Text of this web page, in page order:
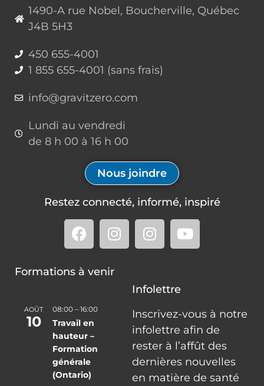
1490-A rue Nobel, Boucherville, Québec
J4B 5H3
450 655-4001
1 855 655-4001 (sans frais)
info@gravitzero.com
Lundi au vendredi
de 8 h 00 à 16 h 00
Nous joindre
Restez connecté, informé, inspiré
Formations à venir
AOÛT
10
08:00 – 16:00
Travail en
hauteur –
Formation
générale
(Ontario)
Infolettre
Inscrivez-vous à notre
infolettre afin de
rester à l’affût des
dernières nouvelles
en matière de santé